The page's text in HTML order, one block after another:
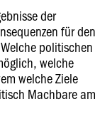
der
für den
politischen
welche
welche Ziele
Machbare am